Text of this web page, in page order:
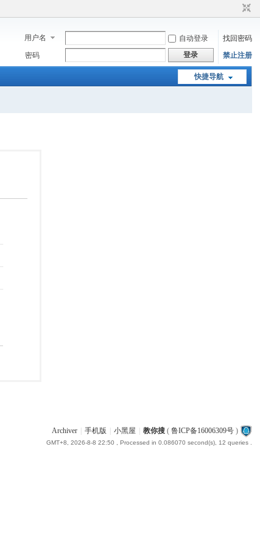
用户名 自动登录
找回密码
密码
登录 禁止注册
快捷导航
Archiver 手机版 小黑屋 教你搜( 鲁ICP备16006309号)
GMT+8, 2026-8-8 22:50 , Processed in 0.086070 second(s), 12 queries .